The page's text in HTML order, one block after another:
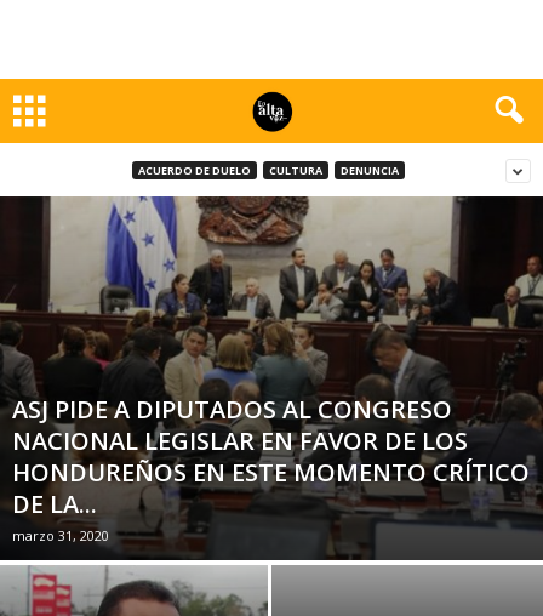
ACUERDO DE DUELO CULTURA DENUNCIA
ASJ PIDE A DIPUTADOS AL CONGRESO
NACIONAL LEGISLAR EN FAVOR DE LOS
HONDUREÑOS EN ESTE MOMENTO CRÍTICO
DE LA...
marzo 31, 2020